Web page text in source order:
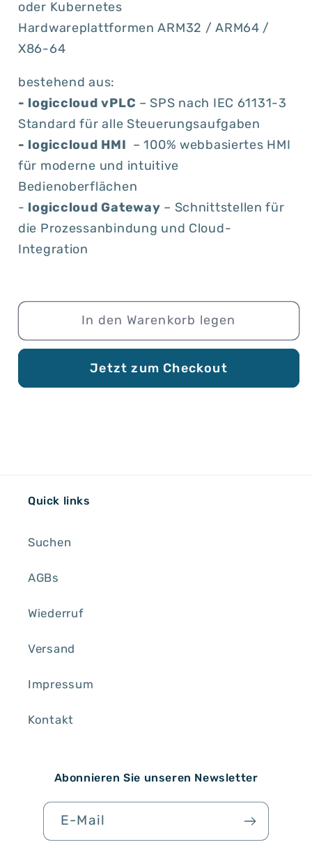
oder Kubernetes
Hardwareplattformen ARM32 / ARM64 /
X86-64
bestehend aus:
- logiccloud vPLC – SPS nach IEC 61131-3
Standard für alle Steuerungsaufgaben
- logiccloud HMI – 100% webbasiertes HMI
für moderne und intuitive
Bedienoberflächen
- logiccloud Gateway – Schnittstellen für
die Prozessanbindung und Cloud-
Integration
In den Warenkorb legen
Jetzt zum Checkout
Quick links
Suchen
AGBs
Wiederruf
Versand
Impressum
Kontakt
Abonnieren Sie unseren Newsletter
E-Mail